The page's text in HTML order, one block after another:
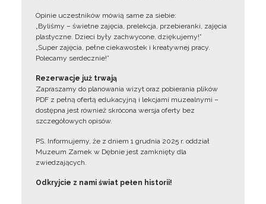
Opinie uczestników mówią same za siebie:
„Byliśmy – świetne zajęcia, prelekcja, przebieranki, zajęcia
plastyczne. Dzieci były zachwycone, dziękujemy!”
„Super zajęcia, pełne ciekawostek i kreatywnej pracy.
Polecamy serdecznie!”
Rezerwacje już trwają
Zapraszamy do planowania wizyt oraz pobierania plików
PDF z pełną ofertą edukacyjną i lekcjami muzealnymi –
dostępna jest również skrócona wersja oferty bez
szczegółowych opisów.
PS. Informujemy, że z dniem 1 grudnia 2025 r. oddział
Muzeum Zamek w Dębnie jest zamknięty dla
zwiedzających.
Odkryjcie z nami świat pełen historii!